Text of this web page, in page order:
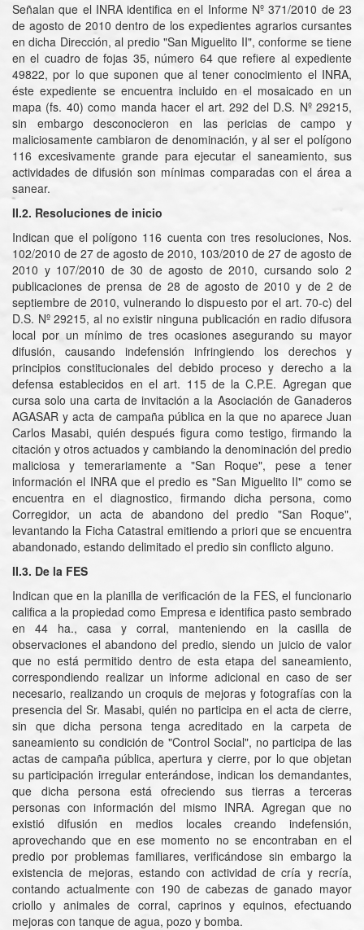
Señalan que el INRA identifica en el Informe Nº 371/2010 de 23
de agosto de 2010 dentro de los expedientes agrarios cursantes
en dicha Dirección, al predio "San Miguelito II", conforme se tiene
en el cuadro de fojas 35, número 64 que refiere al expediente
49822, por lo que suponen que al tener conocimiento el INRA,
éste expediente se encuentra incluido en el mosaicado en un
mapa (fs. 40) como manda hacer el art. 292 del D.S. Nº 29215,
sin embargo desconocieron en las pericias de campo y
maliciosamente cambiaron de denominación, y al ser el polígono
116 excesivamente grande para ejecutar el saneamiento, sus
actividades de difusión son mínimas comparadas con el área a
sanear.
II.2. Resoluciones de inicio
Indican que el polígono 116 cuenta con tres resoluciones, Nos.
102/2010 de 27 de agosto de 2010, 103/2010 de 27 de agosto de
2010 y 107/2010 de 30 de agosto de 2010, cursando solo 2
publicaciones de prensa de 28 de agosto de 2010 y de 2 de
septiembre de 2010, vulnerando lo dispuesto por el art. 70-c) del
D.S. Nº 29215, al no existir ninguna publicación en radio difusora
local por un mínimo de tres ocasiones asegurando su mayor
difusión, causando indefensión infringiendo los derechos y
principios constitucionales del debido proceso y derecho a la
defensa establecidos en el art. 115 de la C.P.E. Agregan que
cursa solo una carta de invitación a la Asociación de Ganaderos
AGASAR y acta de campaña pública en la que no aparece Juan
Carlos Masabi, quién después figura como testigo, firmando la
citación y otros actuados y cambiando la denominación del predio
maliciosa y temerariamente a "San Roque", pese a tener
información el INRA que el predio es "San Miguelito II" como se
encuentra en el diagnostico, firmando dicha persona, como
Corregidor, un acta de abandono del predio "San Roque",
levantando la Ficha Catastral emitiendo a priori que se encuentra
abandonado, estando delimitado el predio sin conflicto alguno.
II.3. De la FES
Indican que en la planilla de verificación de la FES, el funcionario
califica a la propiedad como Empresa e identifica pasto sembrado
en 44 ha., casa y corral, manteniendo en la casilla de
observaciones el abandono del predio, siendo un juicio de valor
que no está permitido dentro de esta etapa del saneamiento,
correspondiendo realizar un informe adicional en caso de ser
necesario, realizando un croquis de mejoras y fotografías con la
presencia del Sr. Masabi, quién no participa en el acta de cierre,
sin que dicha persona tenga acreditado en la carpeta de
saneamiento su condición de "Control Social", no participa de las
actas de campaña pública, apertura y cierre, por lo que objetan
su participación irregular enterándose, indican los demandantes,
que dicha persona está ofreciendo sus tierras a terceras
personas con información del mismo INRA. Agregan que no
existió difusión en medios locales creando indefensión,
aprovechando que en ese momento no se encontraban en el
predio por problemas familiares, verificándose sin embargo la
existencia de mejoras, estando con actividad de cría y recría,
contando actualmente con 190 de cabezas de ganado mayor
criollo y animales de corral, caprinos y equinos, efectuando
mejoras con tanque de agua, pozo y bomba.